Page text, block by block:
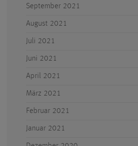
September 2021
August 2021
Juli 2021
Juni 2021
April 2021
März 2021
Februar 2021
Januar 2021